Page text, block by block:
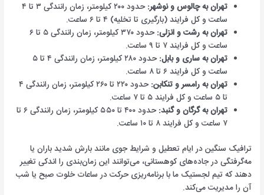
تهران به چالوس و نوشهر:
حدود ۲۰۰ کیلومتر، زمان رانندگی ۳ تا ۴
ساعت و کل فرایند (بارگیری تا تخلیه) ۴ تا ۶ ساعت.
تهران به رشت و انزلی:
حدود ۳۷۰ کیلومتر، زمان رانندگی ۵ تا ۶
ساعت و کل فرایند ۷ تا ۹ ساعت.
تهران به ساری و بابل:
حدود ۲۸۰ کیلومتر، زمان رانندگی ۴ تا ۵
ساعت و کل فرایند ۶ تا ۸ ساعت.
تهران به رامسر و تنکابن:
حدود ۲۲۰ تا ۲۶۰ کیلومتر، زمان رانندگی ۴
تا ۵ ساعت و کل فرایند ۵ تا ۷ ساعت.
تهران به گرگان و گنبد:
حدود ۴۰۰ تا ۵۵۰ کیلومتر، زمان رانندگی ۶ تا
۷ ساعت و کل فرایند ۸ تا ۱۰ ساعت.
ترافیک سنگین در ایام تعطیل و شرایط جوی مانند بارش شدید باران یا
مه‌گرفتگی در جاده‌های کوهستانی، می‌توانند این زمان‌بندی را اندکی تغییر
دهند که تیم لجستیک ما با برنامه‌ریزی حرکت در ساعات خلوت صبح یا شب
آن را مدیریت می‌کند.